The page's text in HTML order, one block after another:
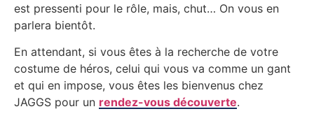
est pressenti pour le rôle, mais, chut… On vous en
parlera bientôt.
En attendant, si vous êtes à la recherche de votre
costume de héros, celui qui vous va comme un gant
et qui en impose, vous êtes les bienvenus chez
JAGGS pour un rendez-vous découverte.